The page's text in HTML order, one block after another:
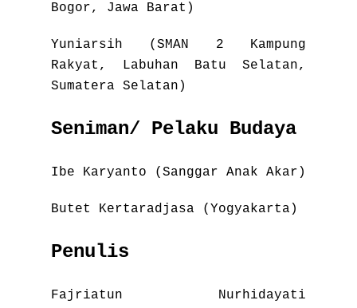
Bogor, Jawa Barat)
Yuniarsih (SMAN 2 Kampung
Rakyat, Labuhan Batu Selatan,
Sumatera Selatan)
Seniman/ Pelaku Budaya
Ibe Karyanto (Sanggar Anak Akar)
Butet Kertaradjasa (Yogyakarta)
Penulis
Fajriatun Nurhidayati